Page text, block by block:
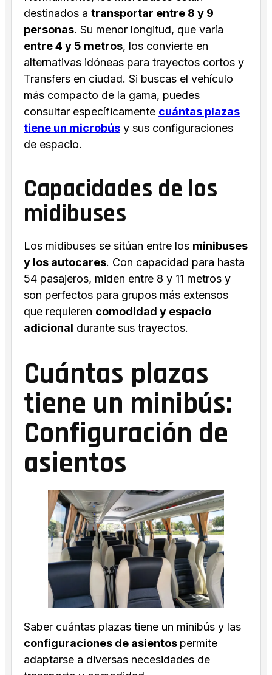
destinados a transportar entre 8 y 9
personas. Su menor longitud, que varía
entre 4 y 5 metros, los convierte en
alternativas idóneas para trayectos cortos y
Transfers en ciudad. Si buscas el vehículo
más compacto de la gama, puedes
consultar específicamente cuántas plazas
tiene un microbús y sus configuraciones
de espacio.
Capacidades de los
midibuses
Los midibuses se sitúan entre los minibuses
y los autocares. Con capacidad para hasta
54 pasajeros, miden entre 8 y 11 metros y
son perfectos para grupos más extensos
que requieren comodidad y espacio
adicional durante sus trayectos.
Cuántas plazas
tiene un minibús:
Configuración de
asientos
Saber cuántas plazas tiene un minibús y las
configuraciones de asientos permite
adaptarse a diversas necesidades de